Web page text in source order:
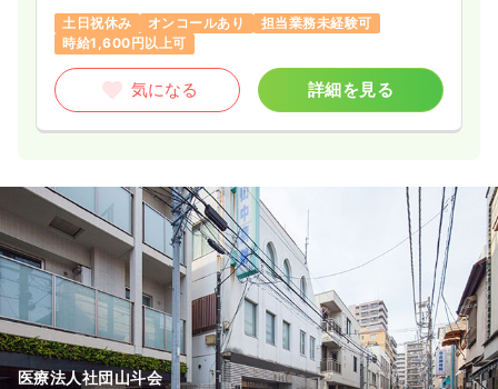
土日祝休み
オンコールあり
担当業務未経験可
時給1,600円以上可
気になる 詳細を見る
医療法人社団山斗会